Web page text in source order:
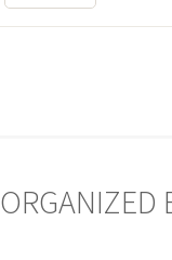
ORGANIZED